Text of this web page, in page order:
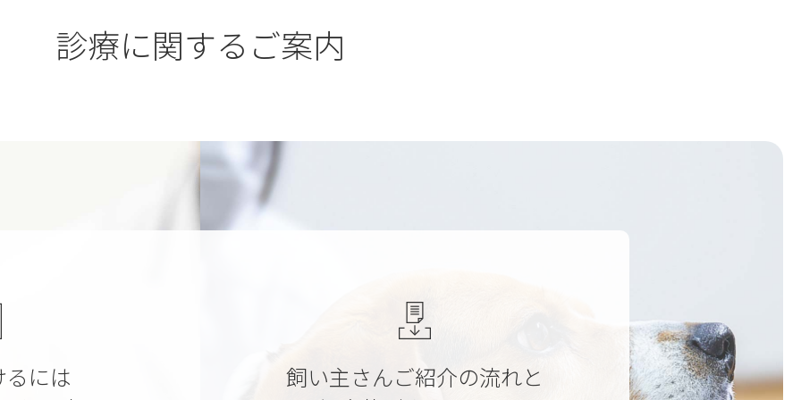
診療に関するご案内
には
飼い主さんご紹介の流れと